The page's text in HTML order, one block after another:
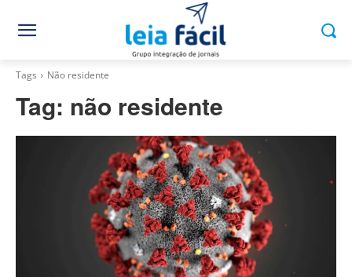
Tags Não residente
Tag: não residente